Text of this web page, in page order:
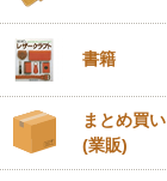
書籍
まとめ買い
(業販)